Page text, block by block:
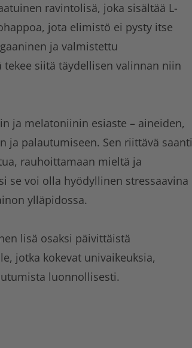
ravintolisä, joka sisältää L-
jota elimistö ei pysty itse
ja valmistettu
siitä täydellisen valinnan niin
ja melatoniinin esiaste – aineiden,
ja palautumiseen. Sen riittävä saanti
rauhoittamaan mieltä ja
se voi olla hyödyllinen stressaavina
ylläpidossa.
lisä osaksi päivittäistä
jotka kokevat univaikeuksia,
luonnollisesti.